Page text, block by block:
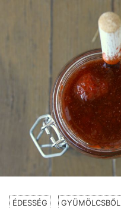
ÉDESSÉG GYÜMÖLCSBŐL